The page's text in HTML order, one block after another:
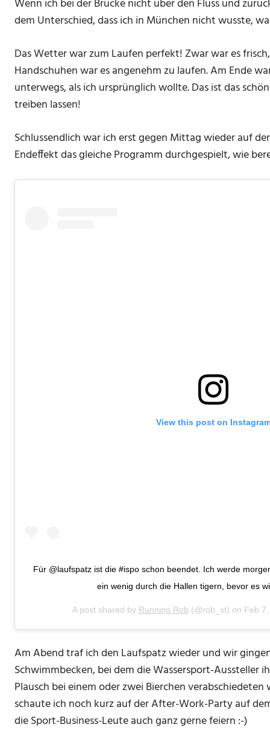
Wenn ich bei der Brücke nicht über den Fluss und
dem Unterschied, dass ich in München nicht wusste,
Das Wetter war zum Laufen perfekt! Zwar war es
Handschuhen war es angenehm zu laufen. Am Ende
unterwegs, als ich ursprünglich wollte. Das ist das
treiben lassen!
Schlussendlich war ich erst gegen Mittag wieder auf
Endeffekt das gleiche Programm durchgespielt, wie
View this post on
Für @laufspatz ist die #ispo schon beendet. Ich werde
ein wenig durch die Hallen tigern, bevor es
A post shared by Running Rob (@rob_st) on Feb
Am Abend traf ich den Laufspatz wieder und wir
Schwimmbecken, bei dem die Wassersport-Aussteller
Plausch bei einem oder zwei Bierchen
schaute ich noch kurz auf der After-Work-Party auf
die Sport-Business-Leute auch ganz gerne feiern :-)